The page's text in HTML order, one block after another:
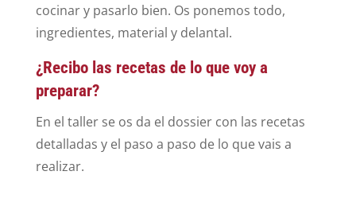
cocinar y pasarlo bien. Os ponemos todo,
ingredientes, material y delantal.
¿Recibo las recetas de lo que voy a
preparar?
En el taller se os da el dossier con las recetas
detalladas y el paso a paso de lo que vais a
realizar.